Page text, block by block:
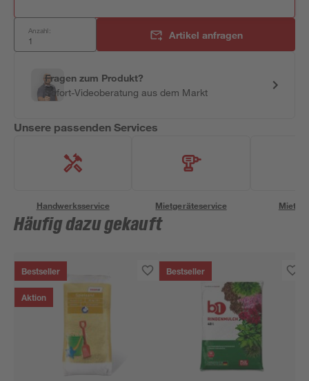
Anzahl: Artikel anfragen
Fragen zum Produkt?
Sofort-Videoberatung aus dem Markt
Unsere passenden Services
Handwerksservice Mietgeräteservice
Häufig dazu gekauft
Bestseller
Aktion
Bestseller